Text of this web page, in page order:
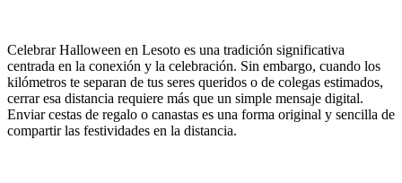
Celebrar Halloween en Lesoto es una tradición significativa
centrada en la conexión y la celebración. Sin embargo, cuando los
kilómetros te separan de tus seres queridos o de colegas estimados,
cerrar esa distancia requiere más que un simple mensaje digital.
Enviar cestas de regalo o canastas es una forma original y sencilla de
compartir las festividades en la distancia.